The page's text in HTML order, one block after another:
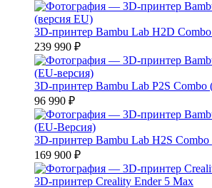
3D-принтер Bambu Lab H2D
239 990 ₽
3D-принтер Bambu Lab P2S Combo
96 990 ₽
3D-принтер Bambu Lab H2S
169 900 ₽
3D-принтер Creality Ender 5 Max